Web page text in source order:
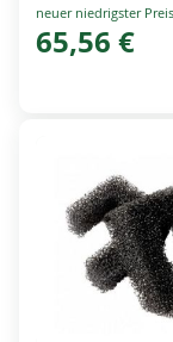
Special
Price
65,56 €